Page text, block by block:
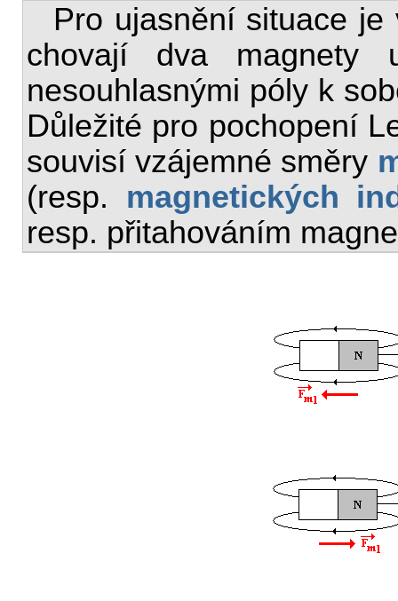
Pro ujasnění situace
chovají dva magnety
nesouhlasnými póly k
Důležité pro pochopení
souvisí vzájemné směry
(resp. magnetických
resp. přitahováním